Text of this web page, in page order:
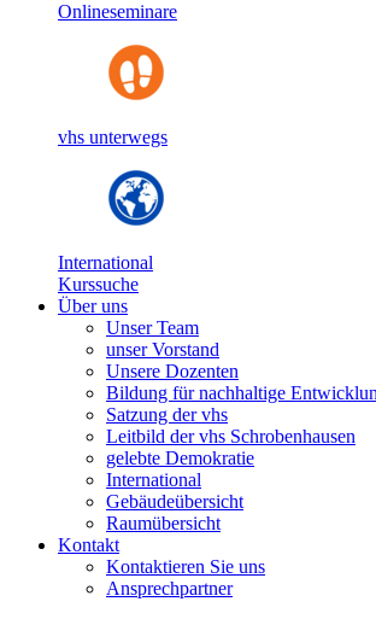
Onlineseminare
vhs unterwegs
International
Kurssuche
Über uns
Unser Team
unser Vorstand
Unsere Dozenten
Bildung für nachhaltige
Satzung der vhs
Leitbild der vhs Schrobenhausen
gelebte Demokratie
International
Gebäudeübersicht
Raumübersicht
Kontakt
Kontaktieren Sie uns
Ansprechpartner